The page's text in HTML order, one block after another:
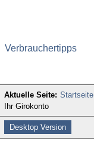
Verbrauchertipps
Aktuelle Seite: Startseite
Ihr Girokonto
Desktop Version